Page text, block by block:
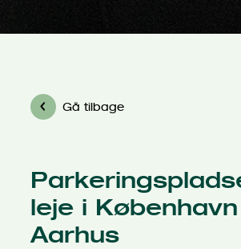
Gå tilbage
leje i
Aarhus